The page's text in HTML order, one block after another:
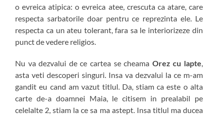
o evreica atipica: o evreica atee, crescuta ca atare, care
respecta sarbatorile doar pentru ce reprezinta ele. Le
respecta ca un ateu tolerant, fara sa le interiorizeze din
punct de vedere religios.
Nu va dezvalui de ce cartea se cheama Orez cu lapte,
asta veti descoperi singuri. Insa va dezvalui la ce m-am
gandit eu cand am vazut titlul. Da, stiam ca este o alta
carte de-a doamnei Maia, le citisem in prealabil pe
celelalte 2, stiam la ce sa ma astept. Insa titlul ma ducea